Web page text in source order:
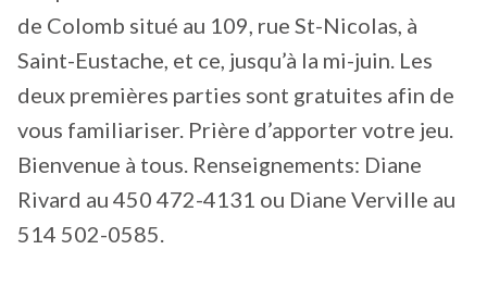
de Colomb situé au 109, rue St-Nicolas, à
Saint-Eustache, et ce, jusqu’à la mi-juin. Les
deux premières parties sont gratuites afin de
vous familiariser. Prière d’apporter votre jeu.
Bienvenue à tous. Renseignements: Diane
Rivard au 450 472-4131 ou Diane Verville au
514 502-0585.